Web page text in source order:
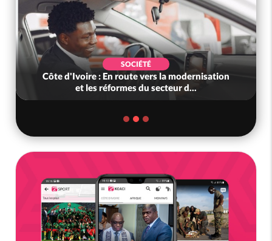
SOCIÉTÉ
Côte d'Ivoire : En route vers la modernisation
et les réformes du secteur d...